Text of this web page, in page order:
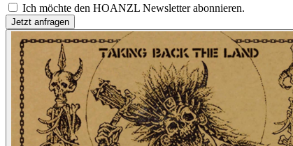
Ich möchte den HOANZL Newsletter abonnieren.